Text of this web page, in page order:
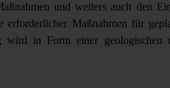
und weiters auch den
Maßnahmen für
wird in Form einer geologischen